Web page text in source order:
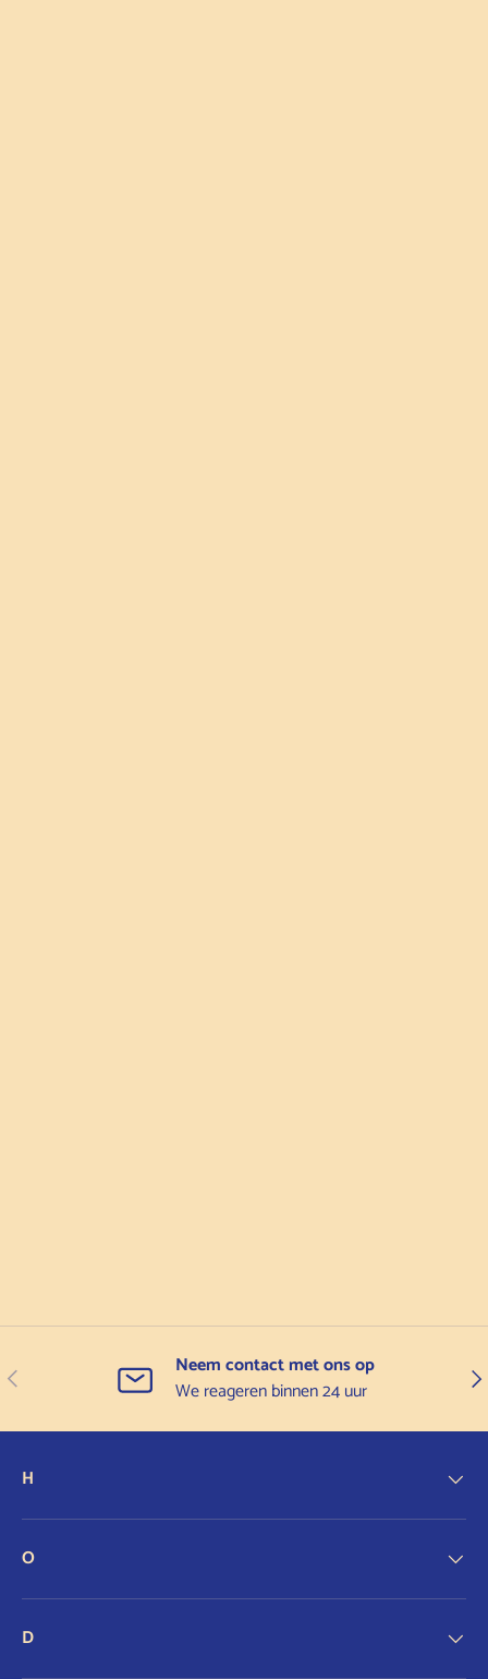
Vorige
Neem contact met ons op
We reageren binnen 24 uur
H
O
D